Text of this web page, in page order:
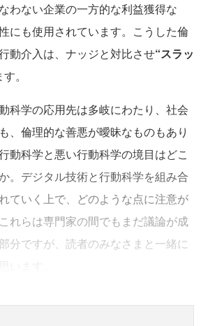
わない企業の一方的な利益獲得な
にも使用されています。こうした倫
動介入は、ナッジと対比させ“スラッ
。
科学の応用先は多岐にわたり、社会
、倫理的な善悪が曖昧なものもあり
動科学と悪い行動科学の境目はどこ
。デジタル技術と行動科学を組み合
ていく上で、どのような点に注意が
れらは専門家の間でもまだ議論が成
分ですが、読者のみなさまと一緒に